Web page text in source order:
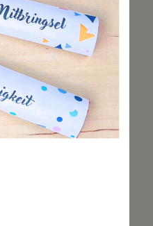
Sie sehen
das Gesamtbild